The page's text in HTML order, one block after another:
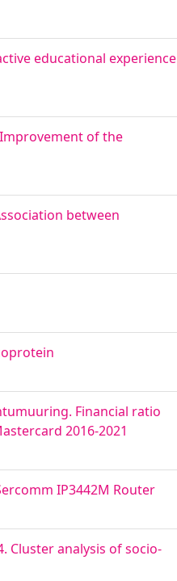
educational experience
of the
between
Financial ratio
2016-2021
IP3442M Router
Cluster analysis of socio-